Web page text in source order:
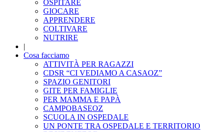
OSPITARE
GIOCARE
APPRENDERE
COLTIVARE
NUTRIRE
|
Cosa facciamo
ATTIVITÀ PER RAGAZZI
CDSR “CI VEDIAMO A CASAOZ”
SPAZIO GENITORI
GITE PER FAMIGLIE
PER MAMMA E PAPÀ
CAMPOBASEOZ
SCUOLA IN OSPEDALE
UN PONTE TRA OSPEDALE E TERRITORIO